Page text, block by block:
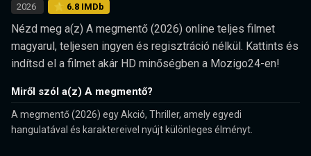
2026 ⭐ 6.8 IMDb
Nézd meg a(z) A megmentő (2026) online teljes filmet
magyarul, teljesen ingyen és regisztráció nélkül. Kattints és
indítsd el a filmet akár HD minőségben a Mozigo24-en!
Miről szól a(z) A megmentő?
A megmentő (2026) egy Akció, Thriller, amely egyedi
hangulatával és karaktereivel nyújt különleges élményt.